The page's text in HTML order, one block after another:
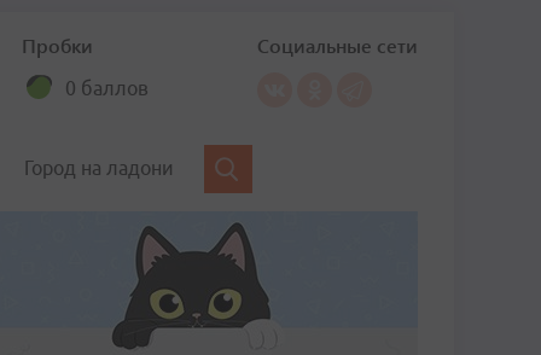
Пробки
0 баллов
Социальные сети
Город на ладони